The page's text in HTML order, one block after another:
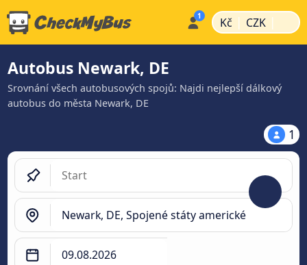
Kč | CZK |
Autobus Newark, DE
Srovnání všech autobusových spojů: Najdi nejlepší dálkový
autobus do města Newark, DE
1